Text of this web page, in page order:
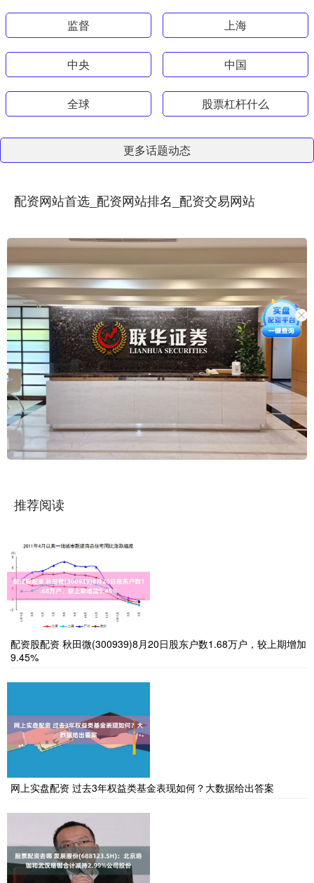
监督 上海
中央 中国
全球 股票杠杆什么
更多话题动态
配资网站首选_配资网站排名_配资交易网站
推荐阅读
配资股配资 秋田微(300939)8月20日股东户数1.68万户，较上期增加
9.45%
网上实盘配资 过去3年权益类基金表现如何？大数据给出答案